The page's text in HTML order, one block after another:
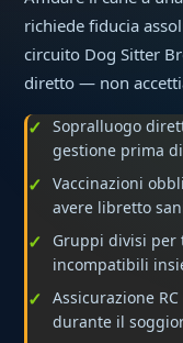
richiede fiducia
circuito Dog Sitter
diretto — non
Sopralluogo
gestione prima
Vaccinazioni
avere libretto
Gruppi divisi
incompatibili
Assicurazione
durante il